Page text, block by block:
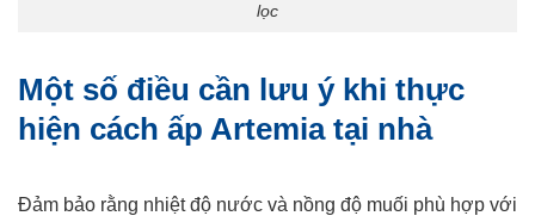
lọc
Một số điều cần lưu ý khi thực
hiện cách ấp Artemia tại nhà
Đảm bảo rằng nhiệt độ nước và nồng độ muối phù hợp với